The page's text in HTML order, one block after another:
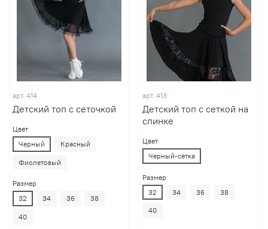
арт. 414
Детский топ с сеточкой
Цвет
Черный
Красный
Фиолетовый
Размер
32
34 36 38
40
арт. 413
Детский топ с сеткой на
спинке
Цвет
Черный-сетка
Размер
32
34 36 38
40